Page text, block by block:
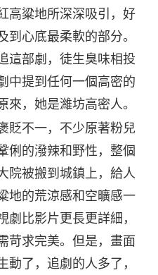
高粱地所深深吸引，好
心底最柔軟的部分。
這部劇，徒生臭味相投
中提到任何一個高密的
來，她是濰坊高密人。
貶不一，不少原著粉兒
俐的潑辣和野性，整個
院被搬到城鎮上，給人
地的荒涼感和空曠感一
比影片更長更詳細，
苛求完美。但是，畫面
動了，追劇的人多了，